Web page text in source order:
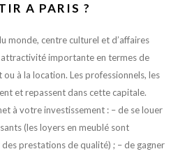
A PARIS ?
monde, centre culturel et d’affaires
importante en termes de
ou à la location. Les professionnels, les
et repassent dans cette capitale.
à votre investissement : – de se louer
(les loyers en meublé sont
prestations de qualité) ; – de gagner